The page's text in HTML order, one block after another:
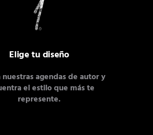
Elige tu diseño
nuestras agendas de autor y
el estilo que más te
represente.